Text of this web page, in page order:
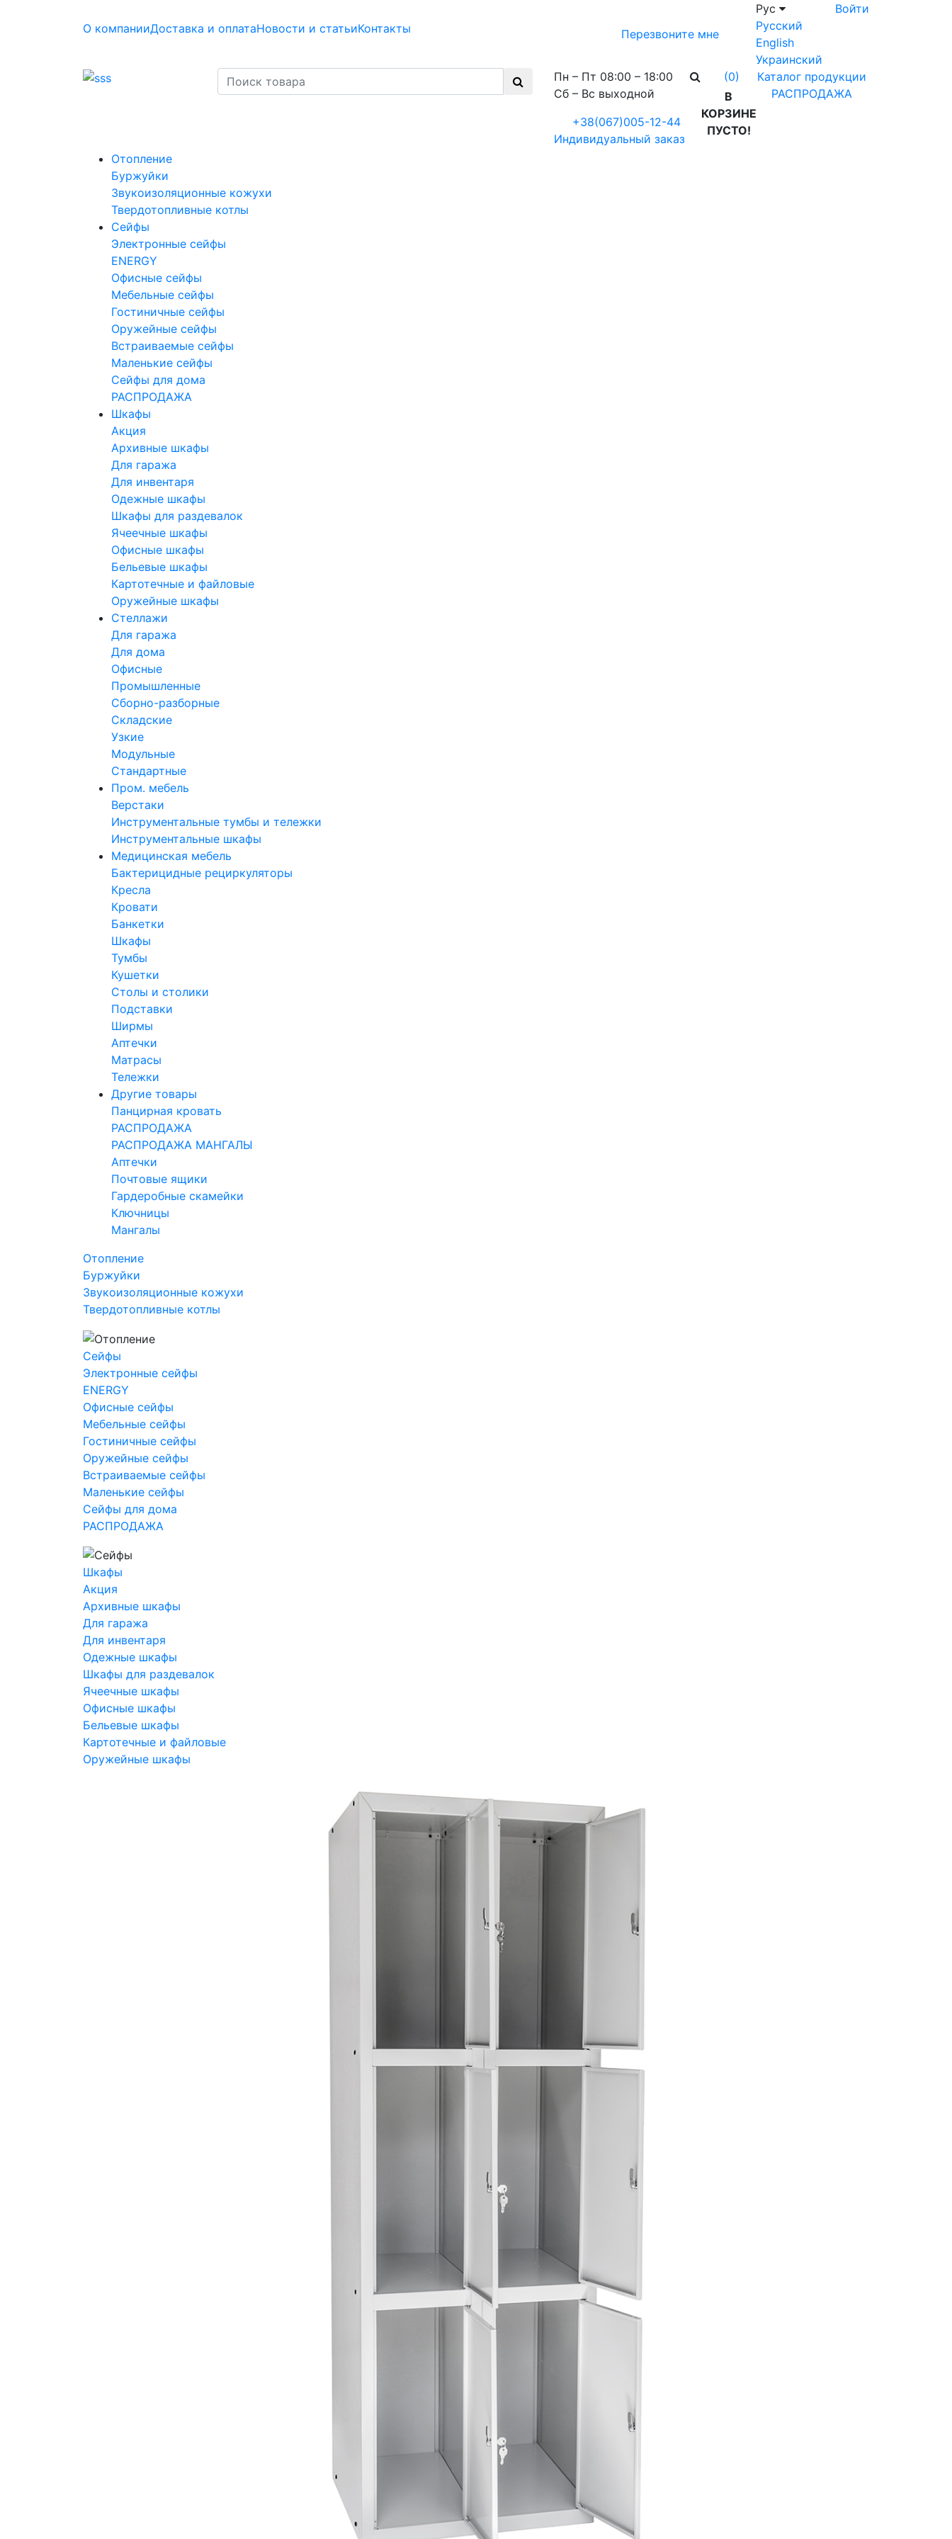
О компанииДоставка и оплатаНовости и статьиКонтакты Перезвоните мне
Рус
Русский
English
Украинский
Войти
Пн – Пт 08:00 – 18:00
Сб – Вс выходной
+38(067)005-12-44
Индивидуальный заказ
(0)
В
КОРЗИНЕ
ПУСТО!
Каталог продукции
РАСПРОДАЖА
Отопление
Буржуйки
Звукоизоляционные кожухи
Твердотопливные котлы
Сейфы
Электронные сейфы
ENERGY
Офисные сейфы
Мебельные сейфы
Гостиничные сейфы
Оружейные сейфы
Встраиваемые сейфы
Маленькие сейфы
Сейфы для дома
РАСПРОДАЖА
Шкафы
Акция
Архивные шкафы
Для гаража
Для инвентаря
Одежные шкафы
Шкафы для раздевалок
Ячеечные шкафы
Офисные шкафы
Бельевые шкафы
Картотечные и файловые
Оружейные шкафы
Стеллажи
Для гаража
Для дома
Офисные
Промышленные
Сборно-разборные
Складские
Узкие
Модульные
Стандартные
Пром. мебель
Верстаки
Инструментальные тумбы и тележки
Инструментальные шкафы
Медицинская мебель
Бактерицидные рециркуляторы
Кресла
Кровати
Банкетки
Шкафы
Тумбы
Кушетки
Столы и столики
Подставки
Ширмы
Аптечки
Матрасы
Тележки
Другие товары
Панцирная кровать
РАСПРОДАЖА
РАСПРОДАЖА МАНГАЛЫ
Аптечки
Почтовые ящики
Гардеробные скамейки
Ключницы
Мангалы
Отопление
Буржуйки
Звукоизоляционные кожухи
Твердотопливные котлы
Сейфы
Электронные сейфы
ENERGY
Офисные сейфы
Мебельные сейфы
Гостиничные сейфы
Оружейные сейфы
Встраиваемые сейфы
Маленькие сейфы
Сейфы для дома
РАСПРОДАЖА
Шкафы
Акция
Архивные шкафы
Для гаража
Для инвентаря
Одежные шкафы
Шкафы для раздевалок
Ячеечные шкафы
Офисные шкафы
Бельевые шкафы
Картотечные и файловые
Оружейные шкафы